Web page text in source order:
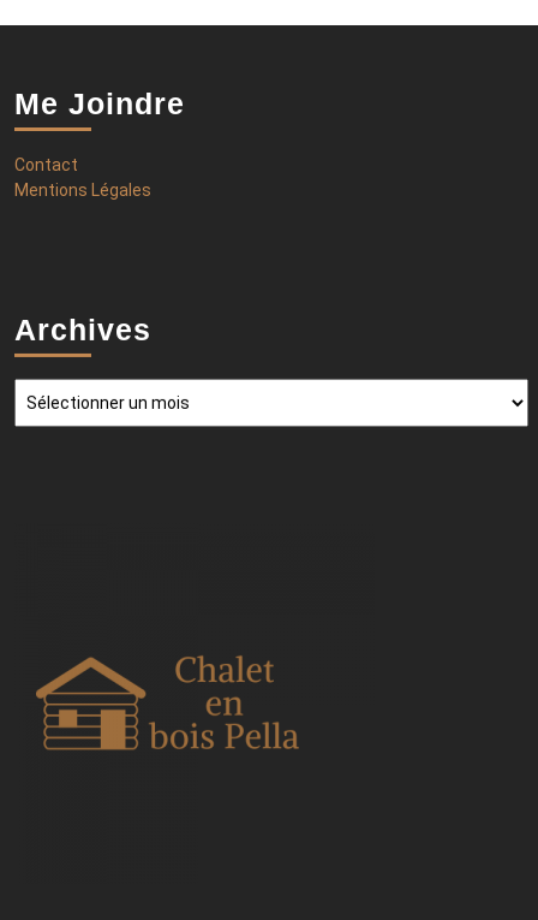
Me Joindre
Contact
Mentions Légales
Archives